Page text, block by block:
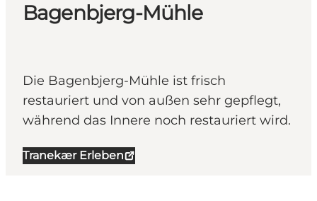
Bagenbjerg-Mühle
Die Bagenbjerg-Mühle ist frisch
restauriert und von außen sehr gepflegt,
während das Innere noch restauriert wird.
Tranekær Erleben